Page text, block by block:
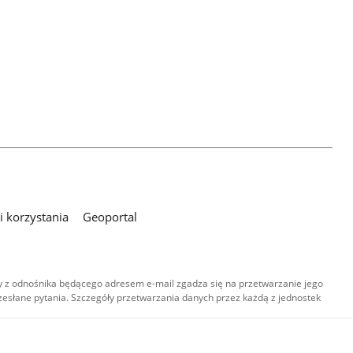
korzystania Geoportal
odnośnika będącego adresem e-mail zgadza się na przetwarzanie jego
pytania. Szczegóły przetwarzania danych przez każdą z jednostek